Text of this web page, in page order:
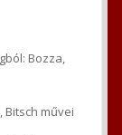
Bozza,
Bitsch művei